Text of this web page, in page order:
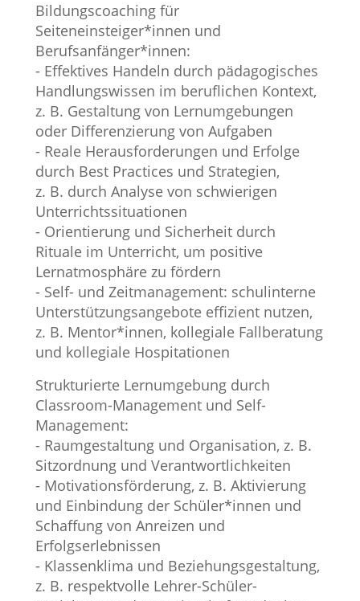
Bildungscoaching für
Seiteneinsteiger*innen und
Berufsanfänger*innen:
- Effektives Handeln durch pädagogisches
Handlungswissen im beruflichen Kontext,
z. B. Gestaltung von Lernumgebungen
oder Differenzierung von Aufgaben
- Reale Herausforderungen und Erfolge
durch Best Practices und Strategien,
z. B. durch Analyse von schwierigen
Unterrichtssituationen
- Orientierung und Sicherheit durch
Rituale im Unterricht, um positive
Lernatmosphäre zu fördern
- Self- und Zeitmanagement: schulinterne
Unterstützungsangebote effizient nutzen,
z. B. Mentor*innen, kollegiale Fallberatung
und kollegiale Hospitationen
Strukturierte Lernumgebung durch
Classroom-Management und Self-
Management:
- Raumgestaltung und Organisation, z. B.
Sitzordnung und Verantwortlichkeiten
- Motivationsförderung, z. B. Aktivierung
und Einbindung der Schüler*innen und
Schaffung von Anreizen und
Erfolgserlebnissen
- Klassenklima und Beziehungsgestaltung,
z. B. respektvolle Lehrer-Schüler-